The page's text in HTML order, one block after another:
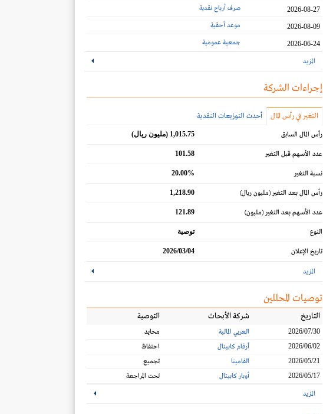
2026-08-27 صرف أرباح نقدية
2026-08-09 موعد أحقية
2026-06-24 جمعية عمومية
المزيد
إجراءات الشركة
التغير في رأس المال أحدث التوزيعات النقدية
رأس المال السابق 1,015.75 (مليون ريال)
عدد الأسهم قبل التغير 101.58
نسبة التغير 20.00%
رأس المال بعد التغير(مليون ريال) 1,218.90
عدد الأسهم بعد التغير(مليون) 121.89
النوع توصية
تاريخ الإعلان 2026/03/04
المزيد
توصيات المحللين
التاريخ شركة الأبحاث التوصية
2026/07/30 العربي المالية
محايد
2026/06/02
أرقام كابيتال
احتفاظ
2026/05/21
الفامينا
تجميع
2026/05/17
أوبار كابيتال تحت المراجعة
المزيد